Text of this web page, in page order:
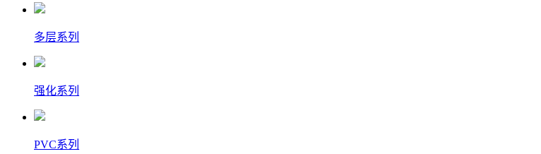
多层系列
强化系列
PVC系列